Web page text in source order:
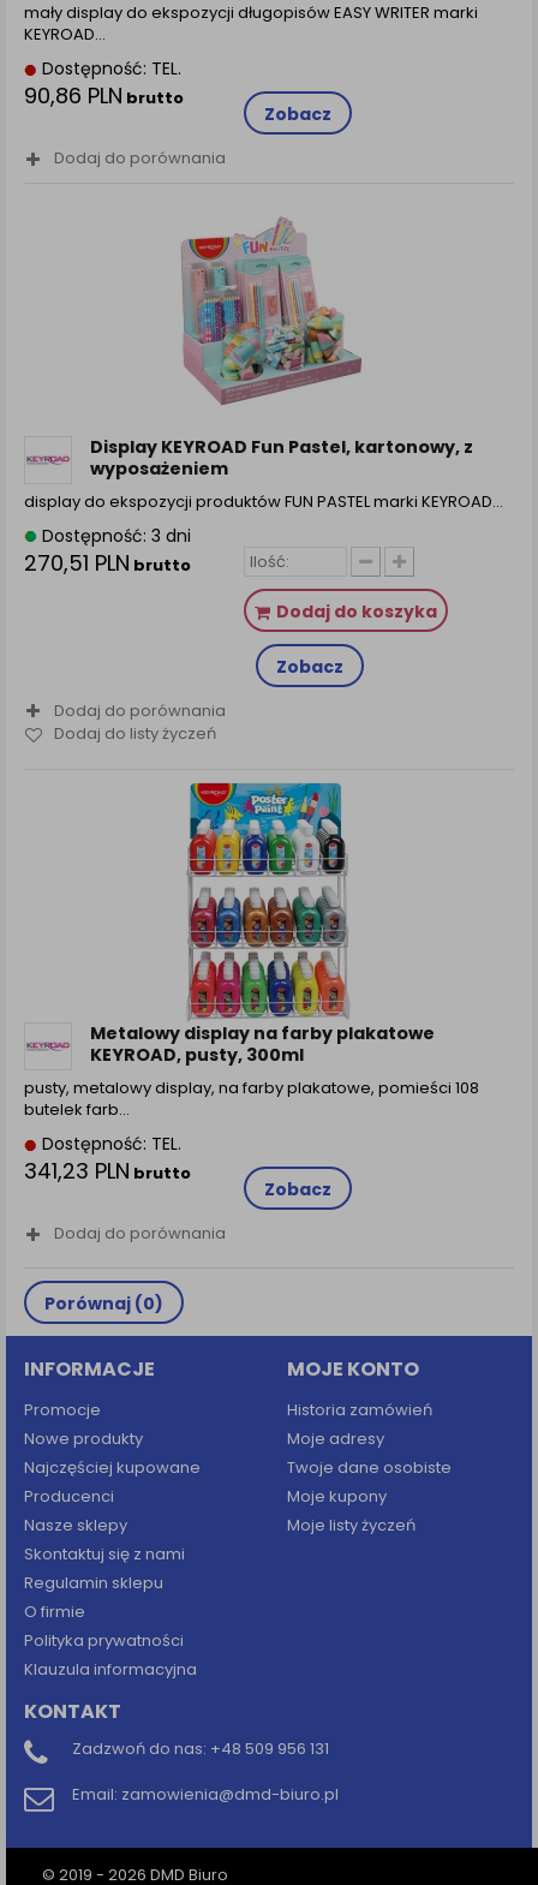
mały display do ekspozycji długopisów EASY WRITER marki
KEYROAD…
Dostępność: TEL.
90,86 PLN brutto
Zobacz
Dodaj do porównania
Display KEYROAD Fun Pastel, kartonowy, z
wyposażeniem
display do ekspozycji produktów FUN PASTEL marki KEYROAD…
Dostępność: 3 dni
270,51 PLN brutto
Dodaj do koszyka
Zobacz
Dodaj do porównania
Dodaj do listy życzeń
Metalowy display na farby plakatowe
KEYROAD, pusty, 300ml
pusty, metalowy display, na farby plakatowe, pomieści 108
butelek farb…
Dostępność: TEL.
341,23 PLN brutto
Zobacz
Dodaj do porównania
Porównaj (0)
INFORMACJE
Promocje
Nowe produkty
Najczęściej kupowane
Producenci
Nasze sklepy
Skontaktuj się z nami
Regulamin sklepu
O firmie
Polityka prywatności
Klauzula informacyjna
MOJE KONTO
Historia zamówień
Moje adresy
Twoje dane osobiste
Moje kupony
Moje listy życzeń
KONTAKT
Zadzwoń do nas: +48 509 956 131
Email: zamowienia@dmd-biuro.pl
© 2019 - 2026 DMD Biuro